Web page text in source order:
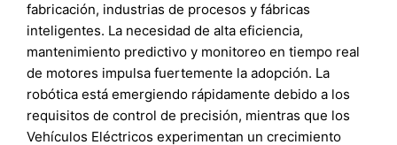
fabricación, industrias de procesos y fábricas
inteligentes. La necesidad de alta eficiencia,
mantenimiento predictivo y monitoreo en tiempo real
de motores impulsa fuertemente la adopción. La
robótica está emergiendo rápidamente debido a los
requisitos de control de precisión, mientras que los
Vehículos Eléctricos experimentan un crecimiento